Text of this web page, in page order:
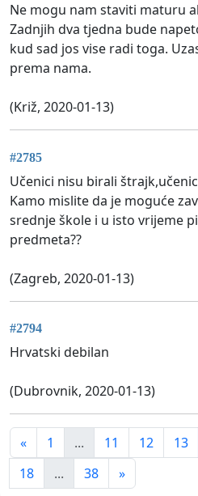
Ne mogu nam staviti maturu
Zadnjih dva tjedna bude
kud sad jos vise radi toga.
prema nama.
(Križ, 2020-01-13)
#2785
Učenici nisu birali
Kamo mislite da je moguće
srednje škole i u isto vrijeme
predmeta??
(Zagreb, 2020-01-13)
#2794
Hrvatski debilan
(Dubrovnik, 2020-01-13)
« 1 ... 11 12 13
18
... 38 »